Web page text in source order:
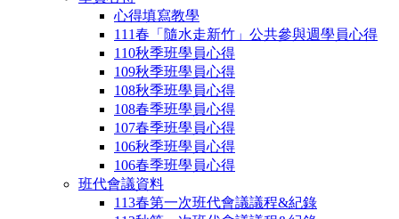
心得填寫教學
111春「隨水走新竹」公共參與週學員心得
110秋季班學員心得
109秋季班學員心得
108秋季班學員心得
108春季班學員心得
107春季班學員心得
106秋季班學員心得
106春季班學員心得
班代會議資料
113春第一次班代會議議程&紀錄